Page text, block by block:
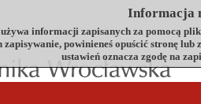
Informacja
informacji zapisanych za pomocą
powinieneś opuścić stronę
ustawień oznacza zgodę na